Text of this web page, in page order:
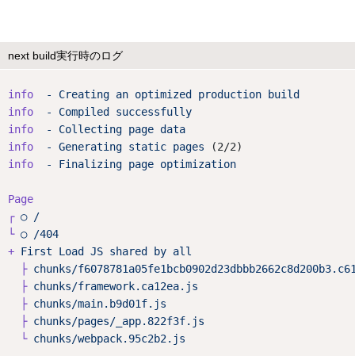
next build実行時のログ
info - Creating an optimized production
build
info
- Compiled
successfully
info
- Collecting page data
info
- Generating static pages (2/2)
info
- Finalizing page optimization
Page
┌ ○
/
└ ○
/404
+ First Load JS shared by all
├ chunks/
├ chunks/framework.ca12ea.js
├ chunks/main.b9d01f.js
├ chunks/pages/_app.822f3f.js
└ chunks/webpack.95c2b2.js